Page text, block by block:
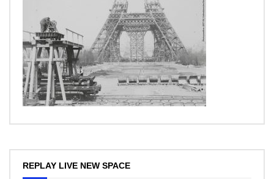
REPLAY LIVE NEW SPACE